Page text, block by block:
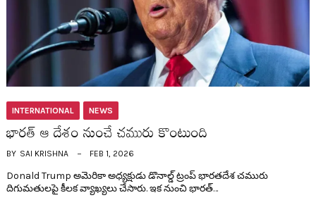
INTERNATIONAL NEWS
భార‌త్ ఆ దేశం నుంచే చ‌మురు కొంటుంది
BY SAI KRISHNA FEB 1, 2026
Donald Trump అమెరికా అధ్య‌క్షుడు డొనాల్డ్ ట్రంప్ భార‌త‌దేశ చ‌మురు
దిగుమతుల‌పై కీల‌క వ్యాఖ్య‌లు చేసారు. ఇక నుంచి భార‌త్…